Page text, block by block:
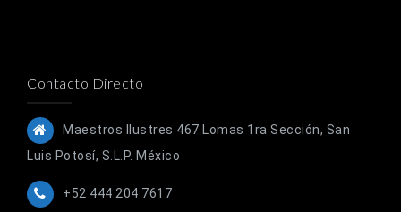
Contacto Directo
Maestros Ilustres 467 Lomas 1ra Sección, San
Luis Potosí, S.L.P. México
+52 444 204 7617